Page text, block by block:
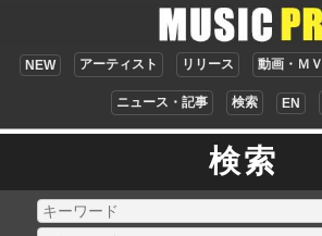
NEW アーティスト リリース 動画・ＭＶ
ニュース・記事 検索 EN
検索